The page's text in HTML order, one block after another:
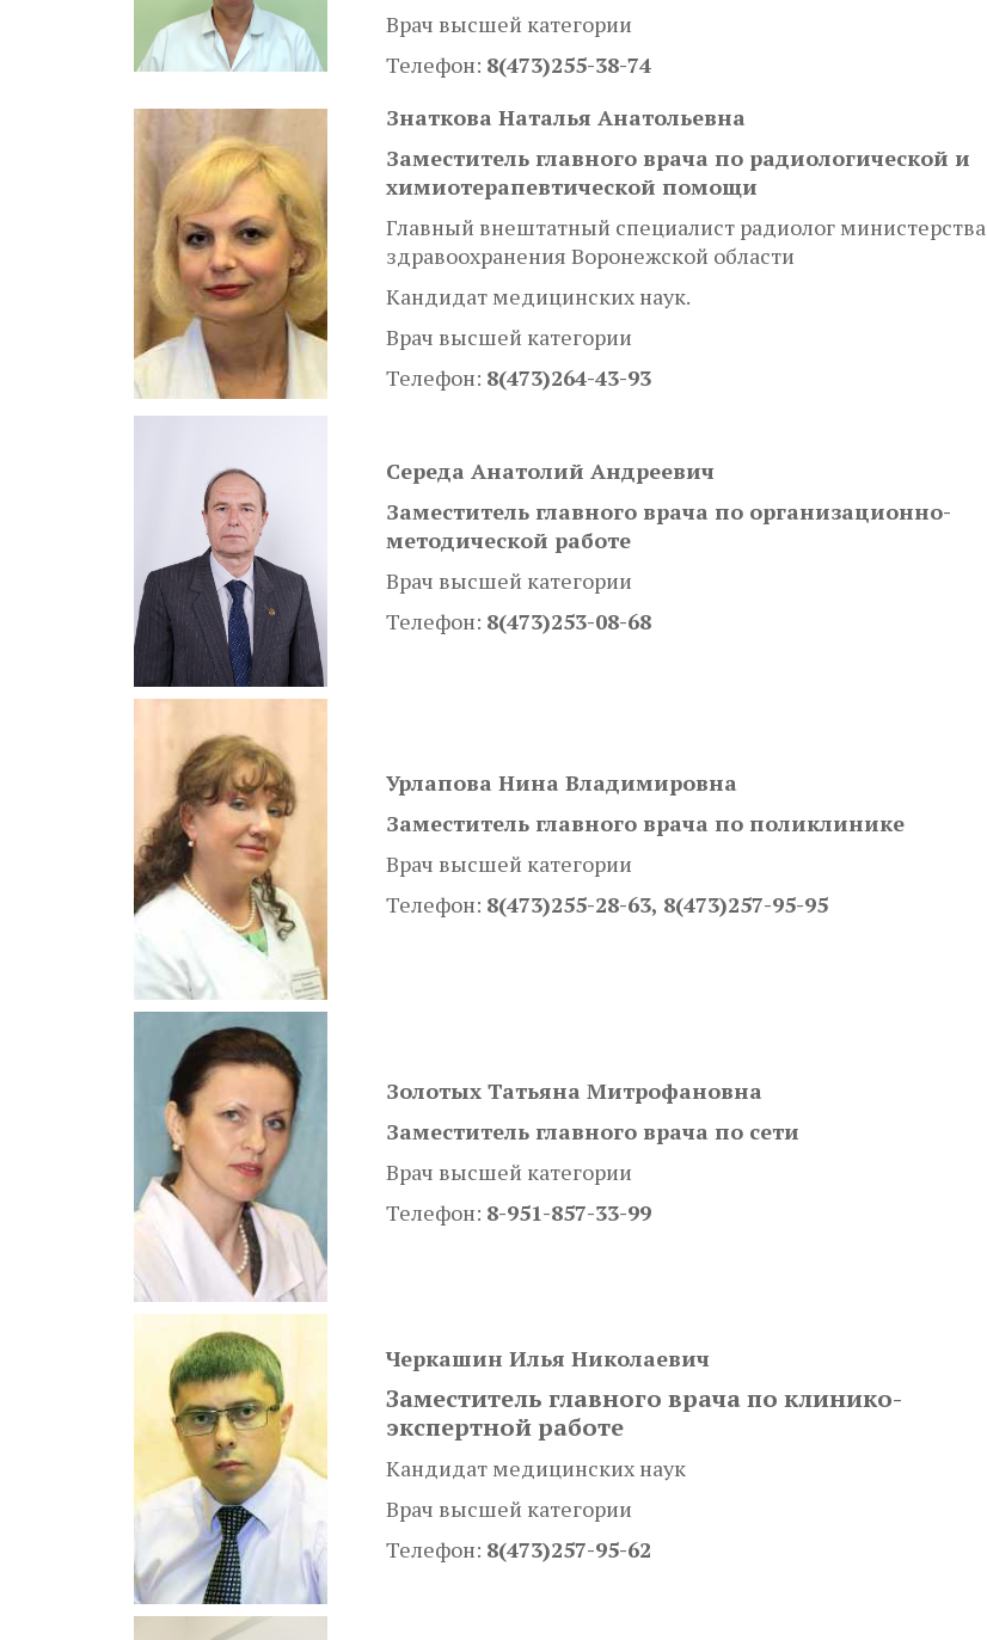
Врач высшей категории
Телефон: 8(473)255-38-74
Знаткова Наталья Анатольевна
Заместитель главного врача по радиологической и
химиотерапевтической помощи
Главный внештатный специалист радиолог министерства
здравоохранения Воронежской области
Кандидат медицинских наук.
Врач высшей категории
Телефон: 8(473)264-43-93
Середа Анатолий Андреевич
Заместитель главного врача по организационно-
методической работе
Врач высшей категории
Телефон: 8(473)253-08-68
Урлапова Нина Владимировна
Заместитель главного врача по поликлинике
Врач высшей категории
Телефон: 8(473)255-28-63, 8(473)257-95-95
Золотых Татьяна Митрофановна
Заместитель главного врача по сети
Врач высшей категории
Телефон: 8-951-857-33-99
Черкашин Илья Николаевич
Заместитель главного врача по клинико-
экспертной работе
Кандидат медицинских наук
Врач высшей категории
Телефон: 8(473)257-95-62